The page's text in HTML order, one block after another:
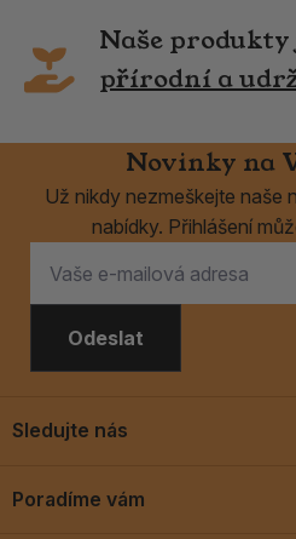
Naše produkty
přírodní a
Novinky na
Už nikdy nezmeškejte naše
nabídky. Přihlášení
Odeslat
Poradíme vám
Sledujte nás